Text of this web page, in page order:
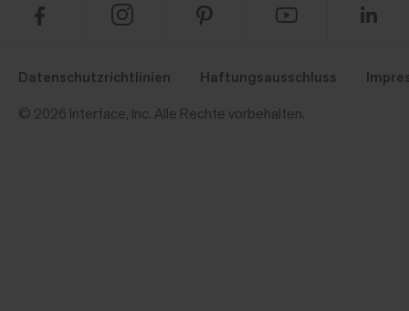
Datenschutzrichtlinien Haftungsausschluss
© 2026 Interface, Inc. Alle Rechte vorbehalten.